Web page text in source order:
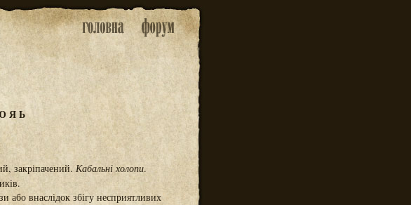
ЯЬ
закріпачений.Кабальні холопи.
або внаслідок збігу несприятливих